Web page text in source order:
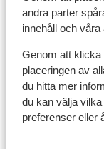
andra parter
innehåll och
Genom att klicka
placeringen av
du hitta mer
du kan välja
preferenser eller
Närmaste
Närmaste
Lugnt läge
Liftkort/
Liftkort